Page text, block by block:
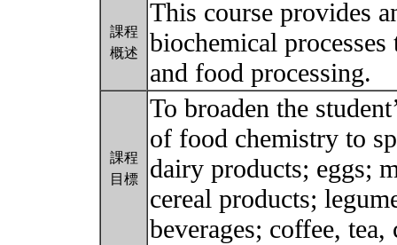
課程
概述
This course provides
biochemical
and food processing.
課程
目標
To broaden the
of food chemistry to
dairy products; eggs;
cereal products;
beverages; coffee,